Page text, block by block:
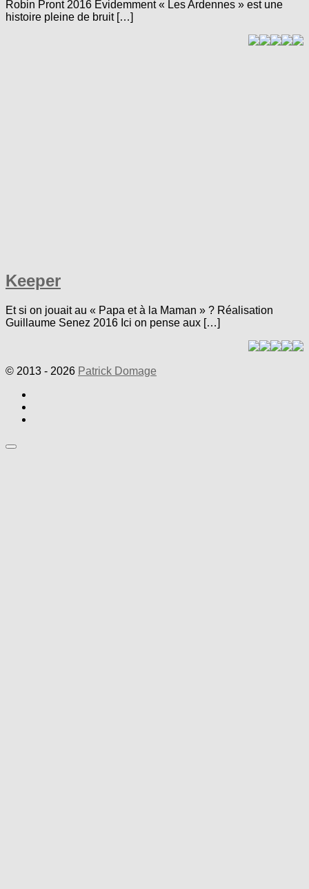
Robin Pront 2016 Evidemment « Les Ardennes » est une
histoire pleine de bruit […]
Keeper
Et si on jouait au « Papa et à la Maman » ? Réalisation
Guillaume Senez 2016 Ici on pense aux […]
© 2013 - 2026 Patrick Domage